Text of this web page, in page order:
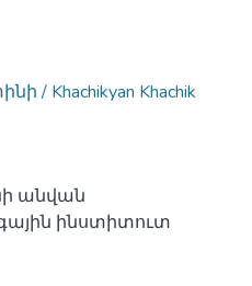
/ Khachikyan Khachik
անվան
ինստիտուտ